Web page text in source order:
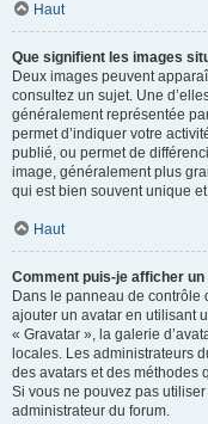
Haut
Que signifient les images
Deux images peuvent
consultez un sujet. Une
généralement représentée
permet d’indiquer votre
publié, ou permet de
image, généralement plus
qui est bien souvent unique
Haut
Comment puis-je afficher un
Dans le panneau de contrôle
ajouter un avatar en utilisant
« Gravatar », la galerie
locales. Les administrateurs
des avatars et des méthodes
Si vous ne pouvez pas
administrateur du forum.